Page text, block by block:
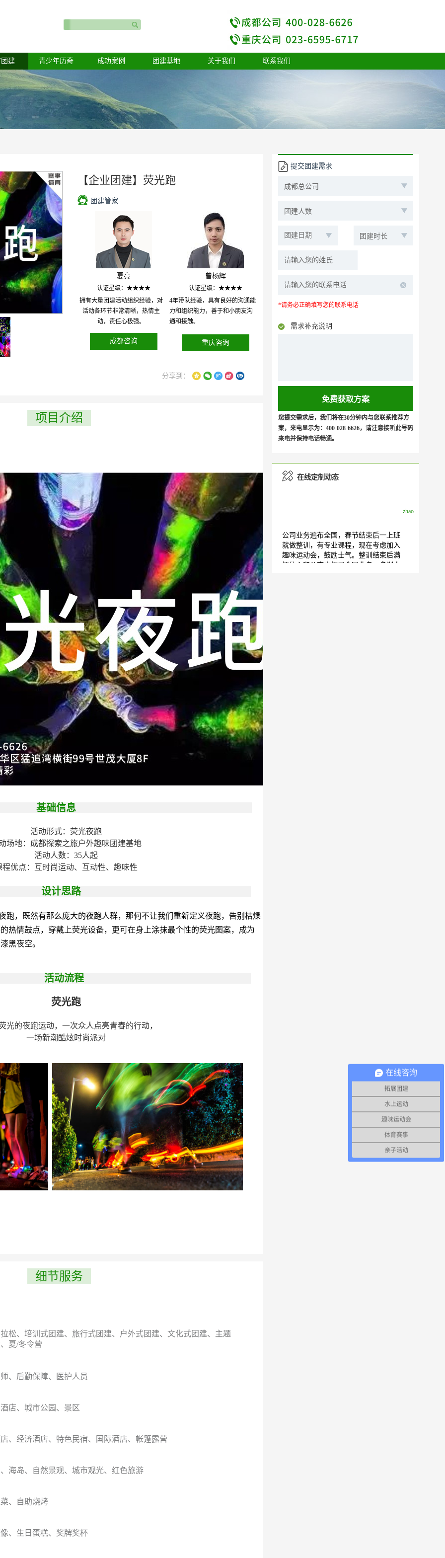
建 青少年历奇 成功案例 团建基地 关于我们 联系我们
【企业团建】荧光跑
团建管家
夏亮
认证星级：★★★★
拥有大量团建活动组织经验，对
活动各环节非常清晰，热情主
动，责任心极强。
成都咨询
曾杨辉
认证星级：★★★★
4年带队经验，具有良好的沟通能
力和组织能力，善于和小朋友沟
通和接触。
重庆咨询
分享到：
项目介绍
基础信息
活动形式：荧光夜跑
场地：成都探索之旅户外趣味团建基地
活动人数：35人起
程优点：互时尚运动、互动性、趣味性
设计思路
跑，既然有那么庞大的夜跑人群，那何不让我们重新定义夜跑，告别枯燥
热情鼓点，穿戴上荧光设备，更可在身上涂抹最个性的荧光图案，成为
黑夜空。
活动流程
荧光跑
光的夜跑运动，一次众人点亮青春的行动，
一场新潮酷炫时尚派对
细节服务
松、培训式团建、旅行式团建、户外式团建、文化式团建、主题
夏/冬令营
、后勤保障、医护人员
店、城市公园、景区
、经济酒店、特色民宿、国际酒店、帐篷露营
海岛、自然景观、城市观光、红色旅游
、自助烧烤
、生日蛋糕、奖牌奖杯
提交团建需求
*请务必正确填写您的联系电话
需求补充说明
您提交需求后，我们将在30分钟内与您联系推荐方
案，来电显示为：400-028-6626，请注意接听此号码
来电并保持电话畅通。
在线定制动态
贾小玲
我们是计划做年会 然后早上开会 下午团
建 晚上晚宴和晚会
在线咨询
拓展团建
水上运动
趣味运动会
体育赛事
亲子活动